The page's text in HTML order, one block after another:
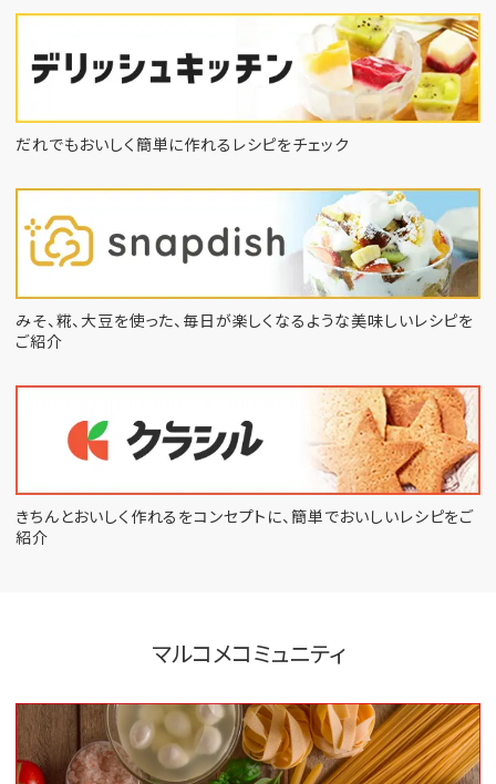
だれでもおいしく簡単に作れるレシピをチェック
みそ、糀、大豆を使った、毎日が楽しくなるような美味しいレシピを
ご紹介
きちんとおいしく作れるをコンセプトに、簡単でおいしいレシピをご
紹介
マルコメコミュニティ